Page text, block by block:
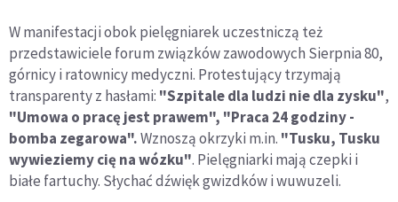
W manifestacji obok pielęgniarek uczestniczą też
przedstawiciele forum związków zawodowych Sierpnia 80,
górnicy i ratownicy medyczni. Protestujący trzymają
transparenty z hasłami: "Szpitale dla ludzi nie dla zysku",
"Umowa o pracę jest prawem", "Praca 24 godziny -
bomba zegarowa".Wznoszą okrzyki m.in. "Tusku, Tusku
wywieziemy cię na wózku". Pielęgniarki mają czepki i
białe fartuchy. Słychać dźwięk gwizdków i wuwuzeli.